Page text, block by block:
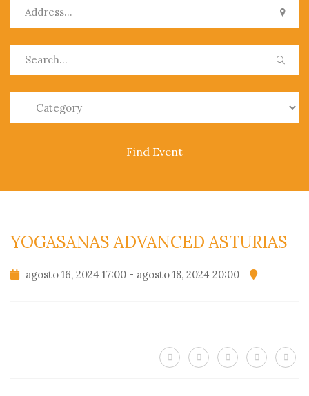
PRODUCTOS
YOGASANAS ADVANCED ASTURIAS
agosto 16, 2024 17:00 - agosto 18, 2024 20:00